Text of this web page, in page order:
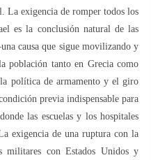
La exigencia de romper todos los
es la conclusión natural de las
causa que sigue movilizando y
población tanto en Grecia como
política de armamento y el giro
previa indispensable para
las escuelas y los hospitales
exigencia de una ruptura con la
militares con Estados Unidos y